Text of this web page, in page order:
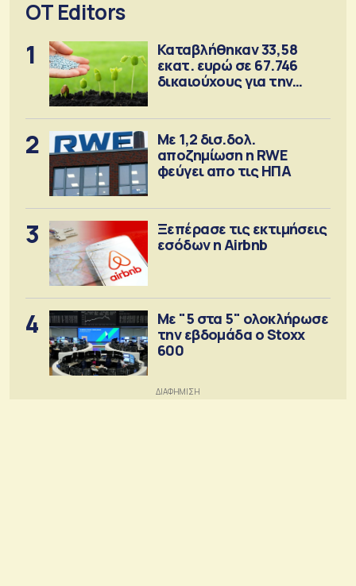
OT Editors
1
Καταβλήθηκαν 33,58
εκατ. ευρώ σε 67.746
δικαιούχους για την
2
Με 1,2 δισ.δολ.
αποζημίωση η RWE
φεύγει απο τις ΗΠΑ
3
Ξεπέρασε τις εκτιμήσεις
εσόδων η Airbnb
4
Με "5 στα 5" ολοκλήρωσε
την εβδομάδα ο Stoxx
600